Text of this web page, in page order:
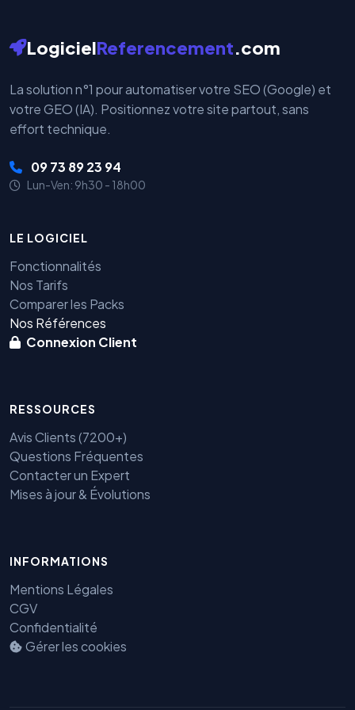
LogicielReferencement.com
La solution n°1 pour automatiser votre SEO (Google) et
votre GEO (IA). Positionnez votre site partout, sans
effort technique.
09 73 89 23 94
Lun-Ven: 9h30 - 18h00
LE LOGICIEL
Fonctionnalités
Nos Tarifs
Comparer les Packs
Nos Références
Connexion Client
RESSOURCES
Avis Clients (7200+)
Questions Fréquentes
Contacter un Expert
Mises à jour & Évolutions
INFORMATIONS
Mentions Légales
CGV
Confidentialité
Gérer les cookies